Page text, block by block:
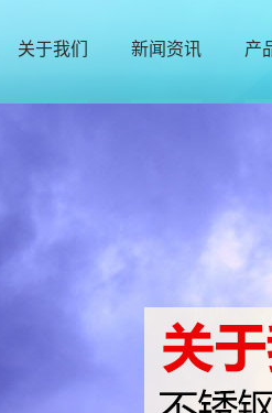
关于我们 新闻资讯 产